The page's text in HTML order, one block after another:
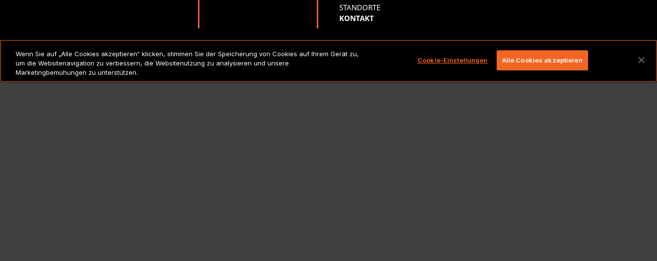
STANDORTE
KONTAKT
RECHTSVERMERKE UND
RICHTLINIEN
Copyright 2026 Lionbridge Technologies, LLC. Alle Rechte vorbehalten.
Wenn Sie auf „Alle Cookies akzeptieren“ klicken, stimmen Sie der Speicherung von Cookies auf Ihrem Gerät zu,
um die Websitenavigation zu verbessern, die Websitenutzung zu analysieren und unsere
Marketingbemühungen zu unterstützen.
Cookie-Einstellungen Alle Cookies akzeptieren